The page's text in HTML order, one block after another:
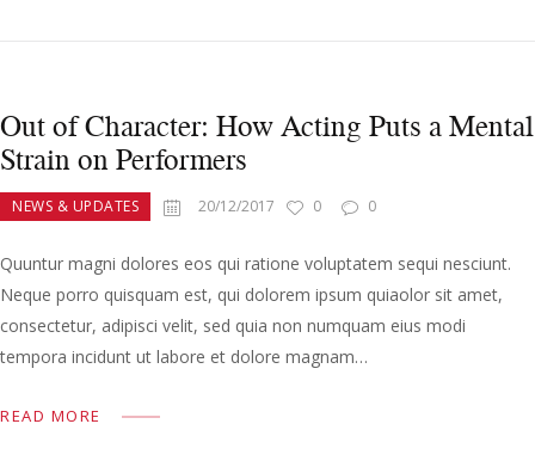
Out of Character: How Acting Puts a Mental
Strain on Performers
NEWS & UPDATES 20/12/2017 0 0
Quuntur magni dolores eos qui ratione voluptatem sequi nesciunt.
Neque porro quisquam est, qui dolorem ipsum quiaolor sit amet,
consectetur, adipisci velit, sed quia non numquam eius modi
tempora incidunt ut labore et dolore magnam…
READ MORE